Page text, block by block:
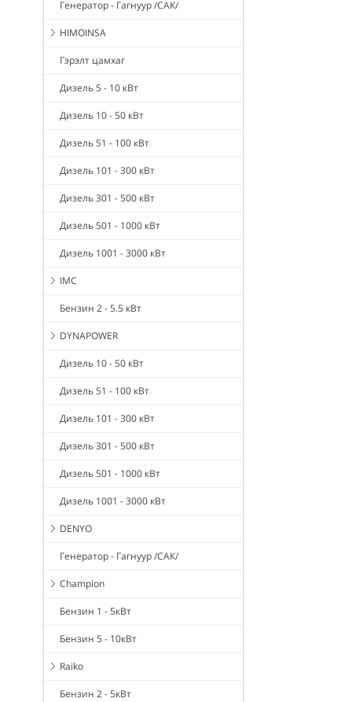
Генератор - Гагнуур /САК/
HIMOINSA
Гэрэлт цамхаг
Дизель 5 - 10 кВт
Дизель 10 - 50 кВт
Дизель 51 - 100 кВт
Дизель 101 - 300 кВт
Дизель 301 - 500 кВт
Дизель 501 - 1000 кВт
Дизель 1001 - 3000 кВт
IMC
Бензин 2 - 5.5 кВт
DYNAPOWER
Дизель 10 - 50 кВт
Дизель 51 - 100 кВт
Дизель 101 - 300 кВт
Дизель 301 - 500 кВт
Дизель 501 - 1000 кВт
Дизель 1001 - 3000 кВт
DENYO
Генератор - Гагнуур /САК/
Champion
Бензин 1 - 5кВт
Бензин 5 - 10кВт
Raiko
Бензин 2 - 5кВт